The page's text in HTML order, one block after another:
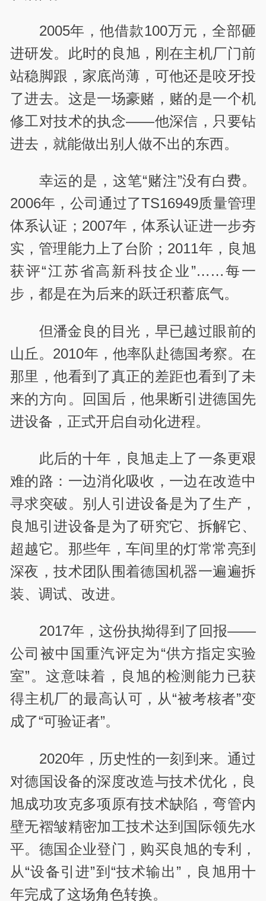
2005年，他借款100万元，全部砸
进研发。此时的良旭，刚在主机厂门前
站稳脚跟，家底尚薄，可他还是咬牙投
了进去。这是一场豪赌，赌的是一个机
修工对技术的执念——他深信，只要钻
进去，就能做出别人做不出的东西。
幸运的是，这笔“赌注”没有白费。
2006年，公司通过了TS16949质量管理
体系认证；2007年，体系认证进一步夯
实，管理能力上了台阶；2011年，良旭
获评“江苏省高新科技企业”……每一
步，都是在为后来的跃迁积蓄底气。
但潘金良的目光，早已越过眼前的
山丘。2010年，他率队赴德国考察。在
那里，他看到了真正的差距也看到了未
来的方向。回国后，他果断引进德国先
进设备，正式开启自动化进程。
此后的十年， 良旭走上了一条更艰
难的路：一边消化吸收，一边在改造中
寻求突破。别人引进设备是为了生产，
良旭引进设备是为了研究它、拆解它、
超越它。那些年，车间里的灯常常亮到
深夜，技术团队围着德国机器一遍遍拆
装、调试、改进。
2017年， 这份执拗得到了回报——
公司被中国重汽评定为“供方指定实验
室”。这意味着，良旭的检测能力已获
得主机厂的最高认可，从“被考核者”变
成了“可验证者”。
2020年， 历史性的一刻到来。通过
对德国设备的深度改造与技术优化，良
旭成功攻克多项原有技术缺陷，弯管内
壁无褶皱精密加工技术达到国际领先水
平。德国企业登门，购买良旭的专利，
从“设备引进”到“技术输出”，良旭用十
年完成了这场角色转换。